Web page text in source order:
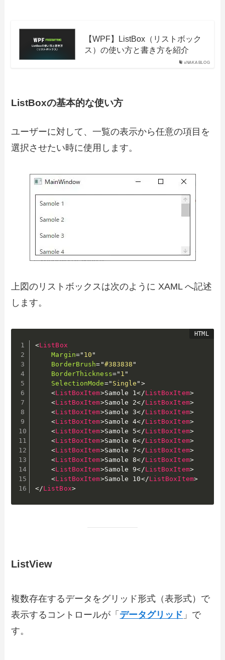
○NAKA BLOG
【WPF】ListBox（リストボック
ス）の使い方と書き方を紹介
ListBoxの基本的な使い方
ユーザーに対して、一覧の表示から任意の項目を
選択させたい時に使用します。
上図のリストボックスは次のように XAML へ記述
します。
<ListBox
Margin=" 10 "
BorderBrush= "#383838 "
BorderThickness=" 1 "
SelectionMode=" Single " >
<ListBoxItem>Samole 1</ListBoxItem>
<ListBoxItem>Samole 2</ListBoxItem>
<ListBoxItem>Samole 3</ListBoxItem>
<ListBoxItem>Samole 4</ListBoxItem>
<ListBoxItem>Samole 5</ListBoxItem>
<ListBoxItem>Samole 6</ListBoxItem>
<ListBoxItem>Samole 7</ListBoxItem>
<ListBoxItem>Samole 8</ListBoxItem>
<ListBoxItem>Samole 9</ListBoxItem>
<ListBoxItem>Samole 10</ListBoxItem>
</ListBox>
ListView
複数存在するデータをグリッド形式（表形式）で
表示するコントロールが「 データグリッド 」で
す。